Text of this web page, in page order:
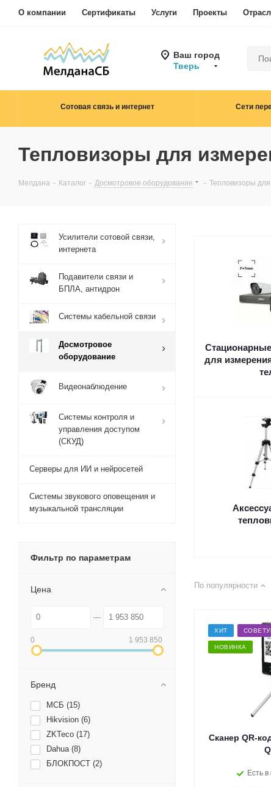
О компании Сертификаты Услуги Проекты
Ваш город
Тверь
Сотовая связь и интернет Сети
Тепловизоры для
Мелдана - Каталог - Досмотровое оборудование - Тепловизоры
для
По популярности
ХИТ
НОВИНКА
Сканер QR-
Есть
Усилители сотовой связи,
интернета
Подавители связи и
БПЛА, антидрон
Системы кабельной связи
Досмотровое
оборудование
Видеонаблюдение
Системы контроля и
управления доступом
(СКУД)
Серверы для ИИ и нейросетей
Системы звукового оповещения и
музыкальной трансляции
Фильтр по параметрам
Цена
0 1 953 850
Бренд
МСБ (15)
Hikvision (6)
ZKTeco (17)
Dahua (8)
БЛОКПОСТ (2)